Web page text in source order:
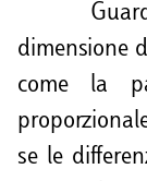
dimensione
come la
se le